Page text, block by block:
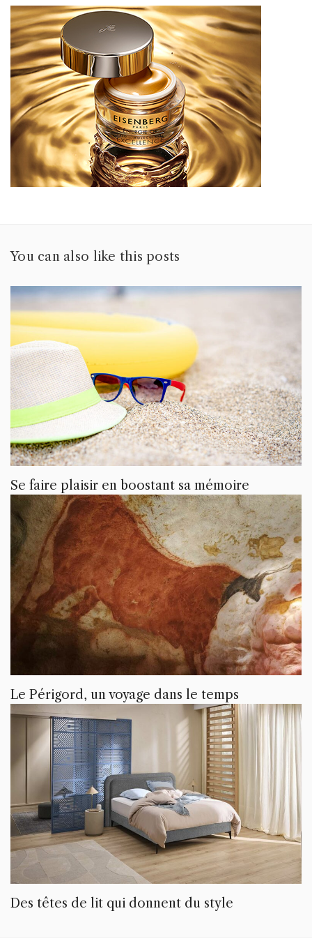
You can also like this posts
Se faire plaisir en boostant sa mémoire
Le Périgord, un voyage dans le temps
Des têtes de lit qui donnent du style